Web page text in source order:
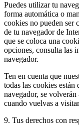
Puedes utilizar tu
forma automática o
cookies no pueden ser
de tu navegador de
que se coloca una
opciones, consulta las
navegador.
Ten en cuenta que
todas las cookies están
navegador, se
cuando vuelvas a
9. Tus derechos con